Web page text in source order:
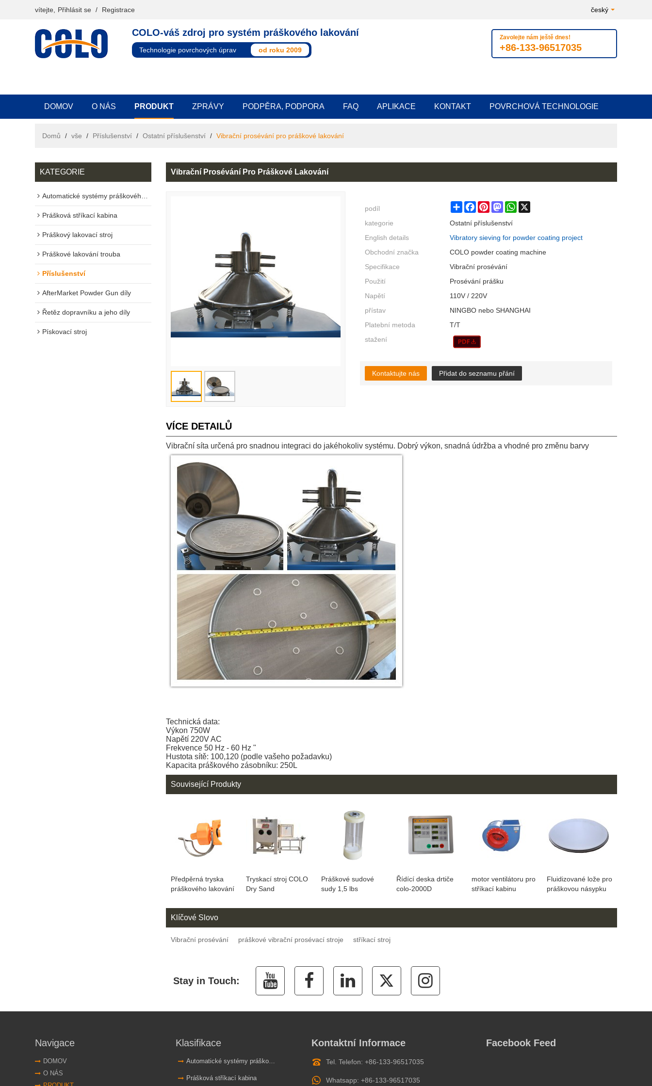
vítejte, Přihlásit se / Registrace český
COLO-váš zdroj pro systém práškového lakování
Technologie povrchových úprav od roku 2009
Zavolejte nám ještě dnes!
+86-133-96517035
DOMOV O NÁS PRODUKT ZPRÁVY PODPĚRA, PODPORA FAQ APLIKACE KONTAKT POVRCHOVÁ TECHNOLOGIE
Domů / vše / Příslušenství / Ostatní příslušenství / Vibrační prosévání pro práškové lakování
KATEGORIE
Automatické systémy práškového lakování
Prášková stříkací kabina
Práškový lakovací stroj
Práškové lakování trouba
Příslušenství
AfterMarket Powder Gun díly
Řetěz dopravníku a jeho díly
Pískovací stroj
Vibrační Prosévání Pro Práškové Lakování
podíl ShareFacebookPinterestMastodonWhatsApp
kategorie
Ostatní příslušenství
English details
Vibratory sieving for powder coating project
Obchodní značka
COLO powder coating machine
Specifikace
Vibrační prosévání
Použití
Prosévání prášku
Napětí
110V / 220V
přístav
NINGBO nebo SHANGHAI
Platební metoda
T/T
stažení
Kontaktujte nás Přidat do seznamu přání
VÍCE DETAILŮ
Vibrační síta určená pro snadnou integraci do jakéhokoliv systému. Dobrý výkon, snadná údržba a vhodné pro změnu barvy
Technická data:
Výkon 750W
Napětí 220V AC
Frekvence 50 Hz - 60 Hz "
Hustota sítě: 100,120 (podle vašeho požadavku)
Kapacita práškového zásobníku: 250L
Související Produkty
Předpěrná tryska
práškového lakování
Tryskací stroj COLO
Dry Sand
Práškové sudové
sudy 1,5 lbs
Řídící deska drtiče
colo-2000D
motor ventilátoru pro
stříkací kabinu
Fluidizované lože pro
práškovou násypku
Klíčové Slovo
Vibrační prosévání práškové vibrační prosévací stroje stříkací stroj
Navigace
DOMOV
O NÁS
Klasifikace
Automatické systémy práškového lakování
Prášková stříkací kabina
Kontaktní Informace
Tel. Telefon: +86-133-96517035
Whatsapp: +86-133-96517035
Facebook Feed